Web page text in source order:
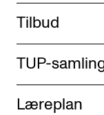
Tilbud
TUP-
Læreplan